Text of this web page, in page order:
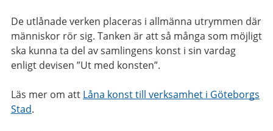
De utlånade verken placeras i allmänna utrymmen där
människor rör sig. Tanken är att så många som möjligt
ska kunna ta del av samlingens konst i sin vardag
enligt devisen ”Ut med konsten”.
Läs mer om att Låna konst till verksamhet i Göteborgs
Stad.